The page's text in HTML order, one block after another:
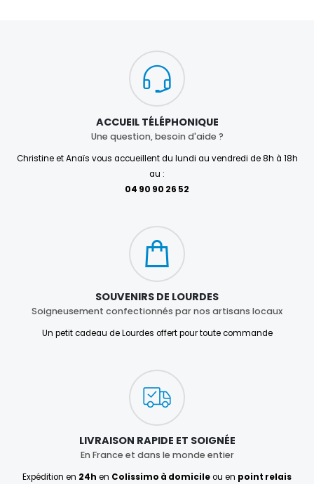
ACCUEIL TÉLÉPHONIQUE
Une question, besoin d'aide ?
Christine et Anaïs vous accueillent du lundi au vendredi de 8h à 18h
au :
04 90 90 26 52
SOUVENIRS DE LOURDES
Soigneusement confectionnés par nos artisans locaux
Un petit cadeau de Lourdes offert pour toute commande
LIVRAISON RAPIDE ET SOIGNÉE
En France et dans le monde entier
Expédition en 24h en Colissimo à domicileou en point relais